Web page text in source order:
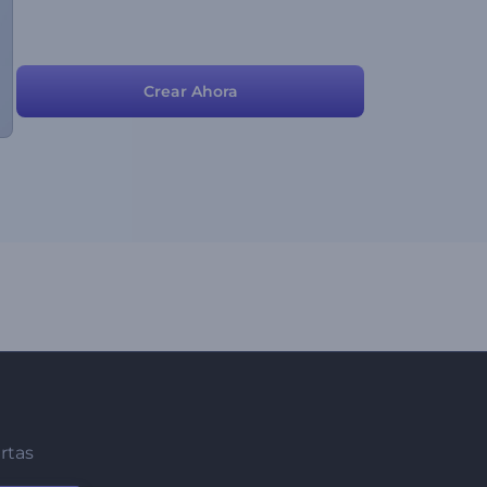
Crear Ahora